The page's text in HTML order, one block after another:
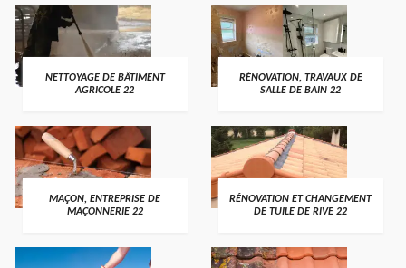
NETTOYAGE DE BÂTIMENT
AGRICOLE 22
RÉNOVATION, TRAVAUX DE
SALLE DE BAIN 22
MAÇON, ENTREPRISE DE
MAÇONNERIE 22
RÉNOVATION ET CHANGEMENT
DE TUILE DE RIVE 22